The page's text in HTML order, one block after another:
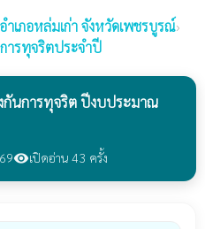
อำเภอหล่มเก่า จังหวัดเพชรบูรณ์›
ารทุจริตประจำปี
กันการทุจริต ปีงบประมาณ
visibilityเปิดอ่าน 43 ครั้ง